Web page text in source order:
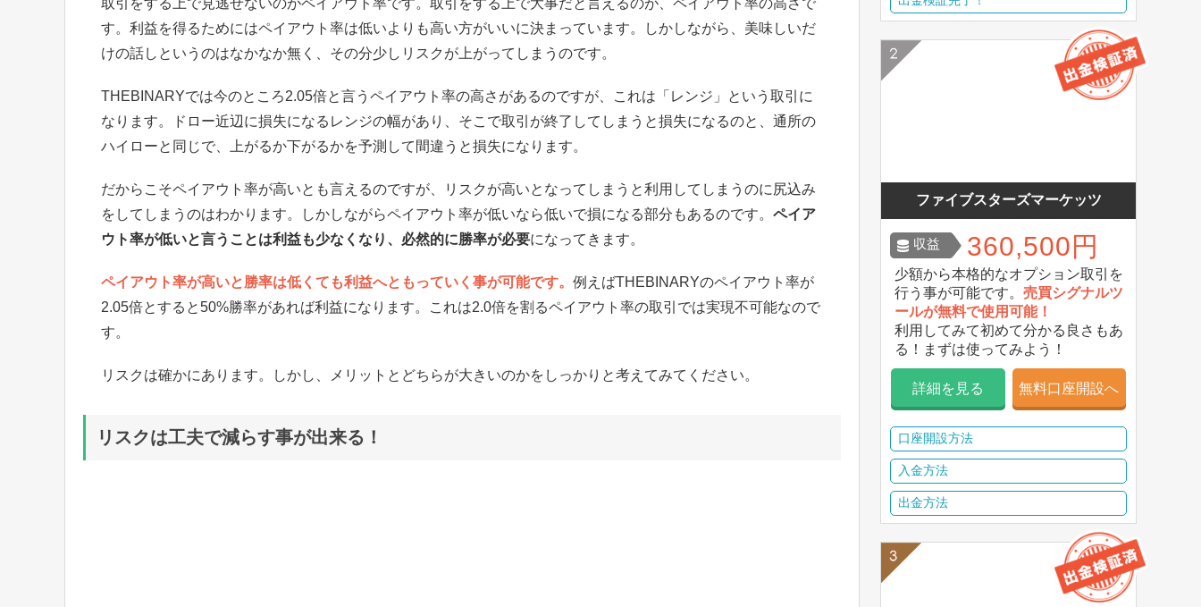
取引をする上で見逃せないのがペイアウト率です。取引をする上で大事だと言えるのが、ペイアウト率の高さで
す。利益を得るためにはペイアウト率は低いよりも高い方がいいに決まっています。しかしながら、美味しいだ
けの話しというのはなかなか無く、その分少しリスクが上がってしまうのです。
THEBINARYでは今のところ2.05倍と言うペイアウト率の高さがあるのですが、これは「レンジ」という取引に
なります。ドロー近辺に損失になるレンジの幅があり、そこで取引が終了してしまうと損失になるのと、通所の
ハイローと同じで、上がるか下がるかを予測して間違うと損失になります。
だからこそペイアウト率が高いとも言えるのですが、リスクが高いとなってしまうと利用してしまうのに尻込み
をしてしまうのはわかります。しかしながらペイアウト率が低いなら低いで損になる部分もあるのです。 ペイア
ウト率が低いと言うことは利益も少なくなり、必然的に勝率が必要になってきます。
ペイアウト率が高いと勝率は低くても利益へともっていく事が可能です。 例えばTHEBINARYのペイアウト率が
2.05倍とすると50%勝率があれば利益になります。これは2.0倍を割るペイアウト率の取引では実現不可能なので
す。
リスクは確かにあります。しかし、メリットとどちらが大きいのかをしっかりと考えてみてください。
リスクは工夫で減らす事が出来る！
ファイブスターズマーケッツ
収益 360,500円
少額から本格的なオプション取引を
行う事が可能です。 売買シグナルツ
ールが無料で使用可能！
利用してみて初めて分かる良さもあ
る！まずは使ってみよう！
詳細を見る 無料口座開設へ
口座開設方法
入金方法
出金方法